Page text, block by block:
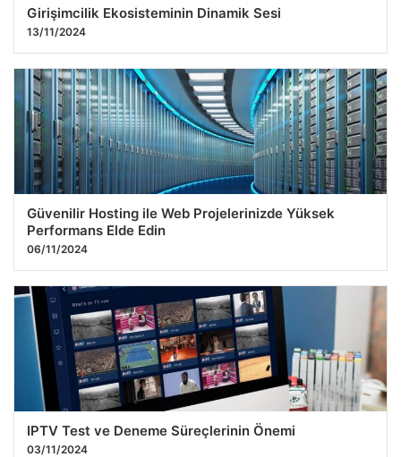
Girişimcilik Ekosisteminin Dinamik Sesi
13/11/2024
Güvenilir Hosting ile Web Projelerinizde Yüksek
Performans Elde Edin
06/11/2024
IPTV Test ve Deneme Süreçlerinin Önemi
03/11/2024